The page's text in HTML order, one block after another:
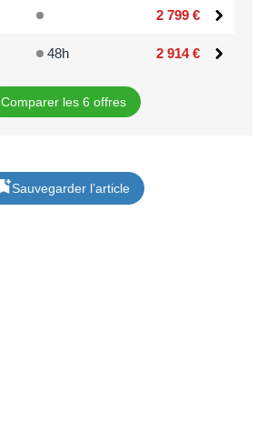
2 799 €
48h 2 914 €
Comparer les 6 offres
Sauvegarder l’article